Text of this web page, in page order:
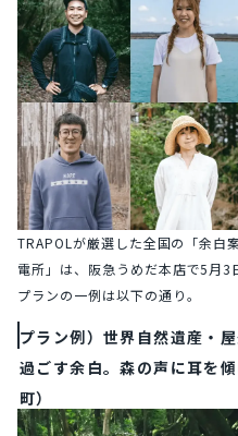
TRAPOLが厳選した全国の「余白
電所」は、阪急うめだ本店で5月3
プランの一例は以下の通り。
プラン例）世界自然遺産・
過ごす余白。森の声に耳を
町）